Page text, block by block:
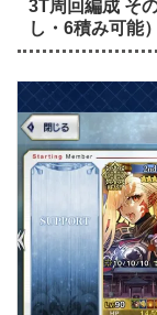
3T周回編成 そ
し・6積み可能）